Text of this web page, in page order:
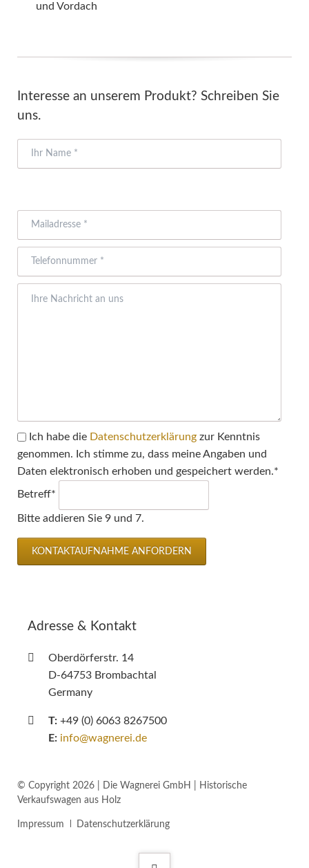
und Vordach
Interesse an unserem Produkt? Schreiben Sie
uns.
Pflichtfeld
Ich habe die Datenschutzerklärungzur Kenntnis
genommen. Ich stimme zu, dass meine Angaben und
Daten elektronisch erhoben und gespeichert werden.*
Pflichtfeld
Betreff*
Bitte addieren Sie 9 und 7.
KONTAKTAUFNAHME ANFORDERN
Adresse & Kontakt
Oberdörferstr. 14
D-64753 Brombachtal
Germany
T:+49 (0) 6063 8267500
E: info@wagnerei.de
© Copyright 2026 | Die Wagnerei GmbH | Historische
Verkaufswagen aus Holz
Navigation
Impressum Datenschutzerklärung